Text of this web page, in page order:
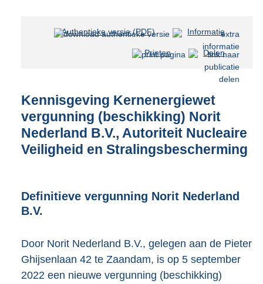
Authentieke versie (PDF)b
s
d
s
g
o
t
5
K
b
Informatie
Printen Delen
Kennisgeving Kernenergiewet
vergunning (beschikking) Norit
Nederland B.V., Autoriteit Nucleaire
Veiligheid en Stralingsbescherming
Definitieve vergunning Norit Nederland
B.V.
Door Norit Nederland B.V., gelegen aan de Pieter
Ghijsenlaan 42 te Zaandam, is op 5 september
2022 een nieuwe vergunning (beschikking)